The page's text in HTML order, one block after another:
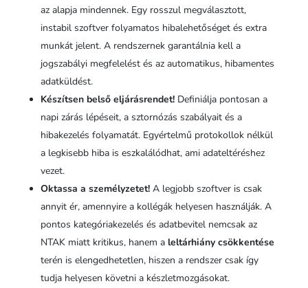
az alapja mindennek. Egy rosszul megválasztott,
instabil szoftver folyamatos hibalehetőséget és extra
munkát jelent. A rendszernek garantálnia kell a
jogszabályi megfelelést és az automatikus, hibamentes
adatküldést.
Készítsen belső eljárásrendet!Definiálja pontosan a
napi zárás lépéseit, a sztornózás szabályait és a
hibakezelés folyamatát. Egyértelmű protokollok nélkül
a legkisebb hiba is eszkalálódhat, ami adateltéréshez
vezet.
Oktassa a személyzetet!A legjobb szoftver is csak
annyit ér, amennyire a kollégák helyesen használják. A
pontos kategóriakezelés és adatbevitel nemcsak az
NTAK miatt kritikus, hanem a leltárhiány csökkentése
terén is elengedhetetlen, hiszen a rendszer csak így
tudja helyesen követni a készletmozgásokat.